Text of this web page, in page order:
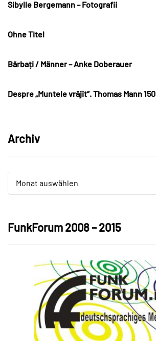
Sibylle Bergemann – Fotografii
Ohne Titel
Bărbați / Männer – Anke Doberauer
Despre „Muntele vrăjit“. Thomas Mann 150
Archiv
Archiv
Monat auswählen
Archiv
FunkForum 2008 – 2015